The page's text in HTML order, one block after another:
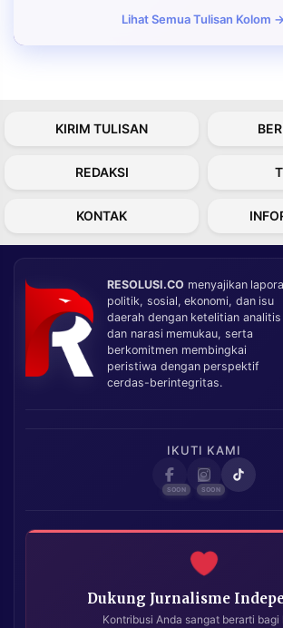
Lihat Semua Tulisan Kolom →
KIRIM TULISAN
REDAKSI
KONTAK
RESOLUSI.CO menyajikan
politik, sosial, ekonomi, dan isu
daerah dengan ketelitian analitis
dan narasi memukau, serta
berkomitmen membingkai
peristiwa dengan perspektif
cerdas-berintegritas.
IKUTI KAMI
Dukung Jurnalisme
Kontribusi Anda sangat berarti bagi